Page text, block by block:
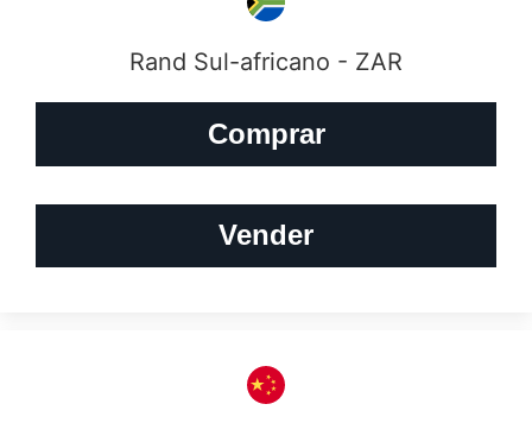
Rand Sul-africano - ZAR
Comprar
Vender